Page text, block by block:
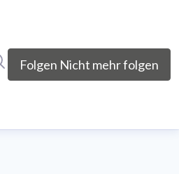
Folgen Nicht mehr folgen